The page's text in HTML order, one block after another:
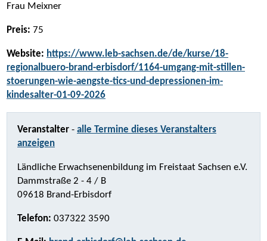
Frau Meixner
Preis: 75
Website: https://www.leb-sachsen.de/de/kurse/18-
regionalbuero-brand-erbisdorf/1164-umgang-mit-stillen-
stoerungen-wie-aengste-tics-und-depressionen-im-
kindesalter-01-09-2026
Veranstalter - alle Termine dieses Veranstalters
anzeigen
Ländliche Erwachsenenbildung im Freistaat Sachsen e.V.
Dammstraße 2 - 4 / B
09618 Brand-Erbisdorf
Telefon: 037322 3590